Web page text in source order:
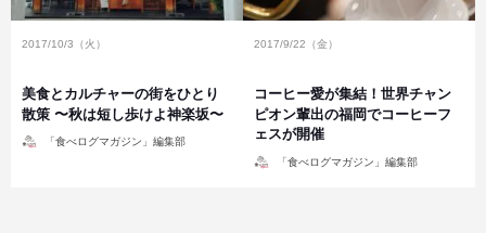
2017/10/3（火）
美食とカルチャーの街をひとり
散策 〜秋は短し歩けよ神楽坂〜
「食べログマガジン」編集部
2017/9/22（金）
コーヒー愛が集結！世界チャン
ピオン輩出の福岡でコーヒーフ
ェスが開催
「食べログマガジン」編集部